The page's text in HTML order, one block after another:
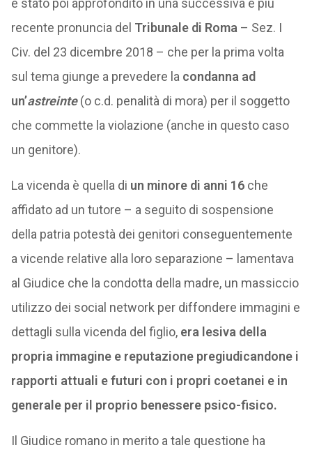
è stato poi approfondito in una successiva e più
recente pronuncia del Tribunale di Roma – Sez. I
Civ. del 23 dicembre 2018 – che per la prima volta
sul tema giunge a prevedere la condanna ad
un’astreinte(o c.d. penalità di mora) per il soggetto
che commette la violazione (anche in questo caso
un genitore).
La vicenda è quella di un minore di anni 16che
affidato ad un tutore – a seguito di sospensione
della patria potestà dei genitori conseguentemente
a vicende relative alla loro separazione – lamentava
al Giudice che la condotta della madre, un massiccio
utilizzo dei social network per diffondere immagini e
dettagli sulla vicenda del figlio,era lesiva della
propria immagine e reputazione pregiudicandone i
rapporti attuali e futuri con i propri coetanei e in
generale per il proprio benessere psico-fisico.
Il Giudice romano in merito a tale questione ha